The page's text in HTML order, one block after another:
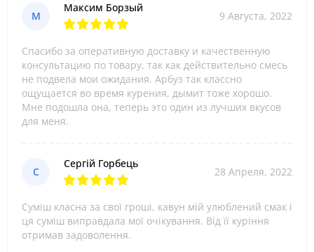
М
Максим Борзый
9 Августа, 2022
Спасибо за оперативную доставку и качественную
консультацию по товару, так как действительно смесь
не подвела мои ожидания. Арбуз так классно
ощущается во время курения, дымит тоже хорошо.
Мне подошла она, теперь это один из лучших вкусов
для меня.
С
Сергій Горбець
28 Апреля, 2022
Суміш класна за свої гроші, кавун мій улюблений смак і
ця суміш виправдала мої очікування. Від її куріння
отримав задоволення.